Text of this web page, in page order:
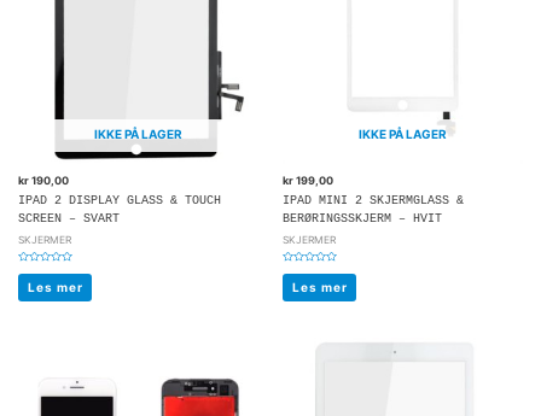
IKKE PÅ LAGER
kr190,00
IPAD 2 DISPLAY GLASS & TOUCH
SCREEN – SVART
SKJERMER
Vurdert
av
5
Les mer
IKKE PÅ LAGER
kr199,00
IPAD MINI 2 SKJERMGLASS &
BERØRINGSSKJERM – HVIT
SKJERMER
Vurdert
av
5
Les mer